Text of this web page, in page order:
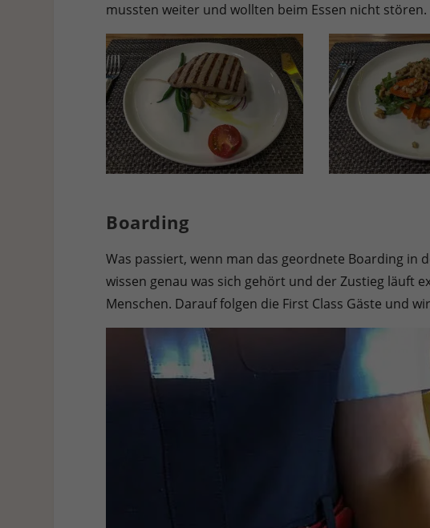
mussten weiter und wollten beim Essen nicht stören.
Boarding
Was passiert, wenn man das geordnete Boarding in
wissen genau was sich gehört und der Zustieg läuft
Menschen. Darauf folgen die First Class Gäste und